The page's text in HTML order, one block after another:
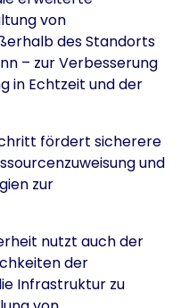
von
des Standorts
– zur Verbesserung
in Echtzeit und der
fördert sicherere
und
zur
nutzt auch der
der
Infrastruktur zu